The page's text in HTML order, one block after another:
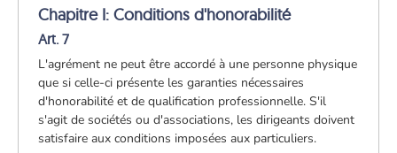
Chapitre I: Conditions d'honorabilité
Art. 7
L'agrément ne peut être accordé à une personne physique
que si celle-ci présente les garanties nécessaires
d'honorabilité et de qualification professionnelle. S'il
s'agit de sociétés ou d'associations, les dirigeants doivent
satisfaire aux conditions imposées aux particuliers.